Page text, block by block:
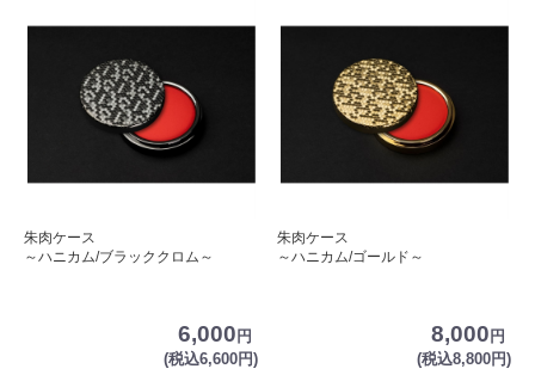
朱肉ケース
～ハニカム/ブラッククロム～
6,000 円
(税込6,600円)
朱肉ケース
～ハニカム/ゴールド～
8,000 円
(税込8,800円)